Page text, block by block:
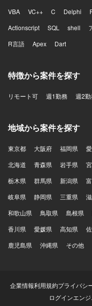
VBA
VC++ C Delphi
Actionscript
SQL shell
R言語
Apex Dart
特徴から案件を探す
リモート可 週1勤務 週2勤
地域から案件を探す
東京都 大阪府 福岡県
北海道
青森県 岩手県
栃木県
群馬県 新潟県
岐阜県
静岡県 三重県
和歌山県
鳥取県 島根県
香川県
愛媛県 高知県
鹿児島県
沖縄県 その他
企業情報利用規約プライバシ
ログインエン